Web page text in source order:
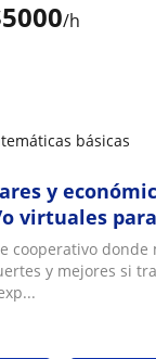
5000/h
básicas
y
virtuales
cooperativo donde
y mejores si